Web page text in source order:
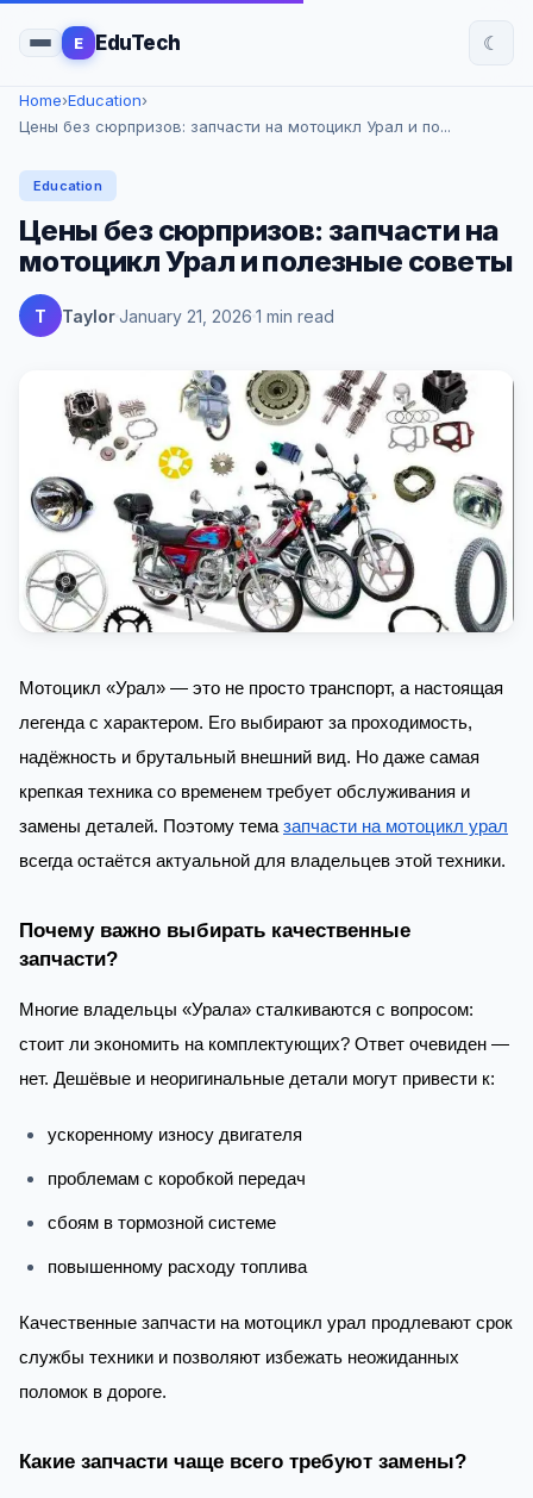
E EduTech ☾
Home›Education›
Цены без сюрпризов: запчасти на мотоцикл Урал и по...
Education
Цены без сюрпризов: запчасти на
мотоцикл Урал и полезные советы
T TaylorJanuary 21, 2026 1 min read
Мотоцикл «Урал» — это не просто транспорт, а настоящая
легенда с характером. Его выбирают за проходимость,
надёжность и брутальный внешний вид. Но даже самая
крепкая техника со временем требует обслуживания и
замены деталей. Поэтому тема запчасти на мотоцикл урал
всегда остаётся актуальной для владельцев этой техники.
Почему важно выбирать качественные
запчасти?
Многие владельцы «Урала» сталкиваются с вопросом:
стоит ли экономить на комплектующих? Ответ очевиден —
нет. Дешёвые и неоригинальные детали могут привести к:
ускоренному износу двигателя
проблемам с коробкой передач
сбоям в тормозной системе
повышенному расходу топлива
Качественные запчасти на мотоцикл урал продлевают срок
службы техники и позволяют избежать неожиданных
поломок в дороге.
Какие запчасти чаще всего требуют замены?